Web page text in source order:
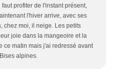
profiter de l'instant présent,
l'hiver arrive, avec ses
chez moi, il neige. Les petits
joie dans la mangeoire et la
ce matin mais j'ai redressé avant
alpines.